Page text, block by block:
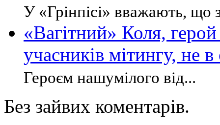
У «Грінпісі» вважають, що
«Вагітний» Коля,
учасників мітингу, не
Героєм нашумілого від...
Без зайвих коментарів.